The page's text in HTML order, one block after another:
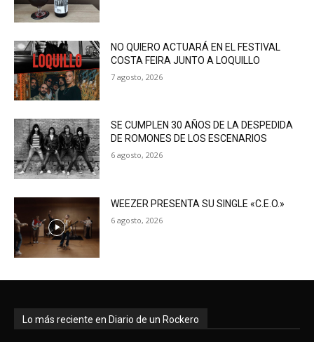
NO QUIERO ACTUARÁ EN EL FESTIVAL
COSTA FEIRA JUNTO A LOQUILLO
7 agosto, 2026
SE CUMPLEN 30 AÑOS DE LA DESPEDIDA
DE ROMONES DE LOS ESCENARIOS
6 agosto, 2026
WEEZER PRESENTA SU SINGLE «C.E.O.»
6 agosto, 2026
Lo más reciente en Diario de un Rockero